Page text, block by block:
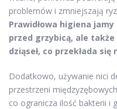
problemów i zmniejszają
Prawidłowa higiena
przed grzybicą, ale
dziąseł, co przekłada
Dodatkowo, używanie nici
przestrzeni
co ogranicza ilość bakterii i